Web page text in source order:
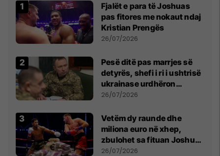
Fjalët e para të Joshuas
pas fitores me nokaut ndaj
Kristian Prengës
26/07/2026
Pesë ditë pas marrjes së
detyrës, shefi i ri i ushtrisë
ukrainase urdhëron
kontroll të madh
26/07/2026
Vetëm dy raunde dhe
miliona euro në xhep,
zbulohet sa fituan Joshua
e Prenga
26/07/2026